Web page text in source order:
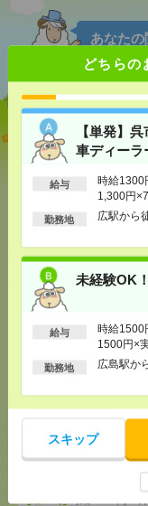
どちらの
【単発】
車ディーラ
給与
時給1300
1,300円×7
勤務地 広駅から
未経験OK
給与
時給
1500円×
を保証す
勤務地 広島駅か
スキップ
あなた
【単発】呉市広／
ラーでの受付・1
[給 与]時給1300円 ・
[交通費]・自転車通勤可
未経験OK！残業
実働7h×週5日×4週 ※月
りません。※給与即受
件有）
[月収例]20～25万円
広島駅から徒
未経験OK！残業